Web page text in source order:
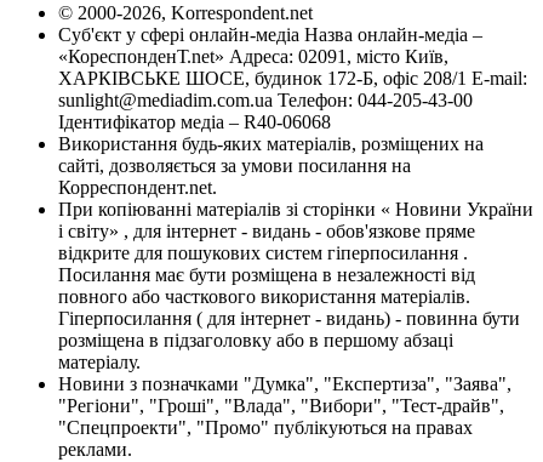
© 2000-2026, Korrespondent.net
Суб'єкт у сфері онлайн-медіа Назва онлайн-медіа –
«КореспонденТ.net» Адреса: 02091, місто Київ,
ХАРКІВСЬКЕ ШОСЕ, будинок 172-Б, офіс 208/1 E-mail:
sunlight@mediadim.com.ua Телефон: 044-205-43-00
Ідентифікатор медіа – R40-06068
Використання будь-яких матеріалів, розміщених на
сайті, дозволяється за умови посилання на
Корреспондент.net.
При копіюванні матеріалів зі сторінки « Новини України
і світу» , для інтернет - видань - обов'язкове пряме
відкрите для пошукових систем гіперпосилання .
Посилання має бути розміщена в незалежності від
повного або часткового використання матеріалів.
Гіперпосилання ( для інтернет - видань) - повинна бути
розміщена в підзаголовку або в першому абзаці
матеріалу.
Новини з позначками "Думка", "Експертиза", "Заява",
"Регіони", "Гроші", "Влада", "Вибори", "Тест-драйв",
"Спецпроекти", "Промо" публікуються на правах
реклами.